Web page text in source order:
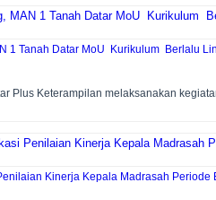
1 Tanah Datar MoU Kurikulum Berlalu
Plus Keterampilan melaksanakan
Kinerja Kepala Madrasah Periode